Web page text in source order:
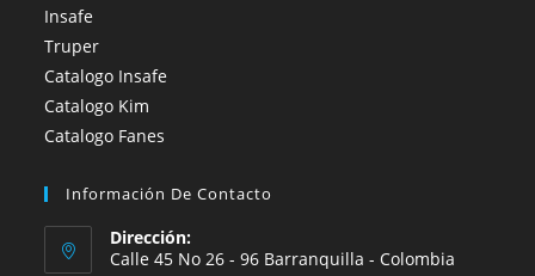
Insafe
Truper
Catalogo Insafe
Catalogo Kim
Catalogo Fanes
Información De Contacto
Dirección:
Calle 45 No 26 - 96 Barranquilla - Colombia